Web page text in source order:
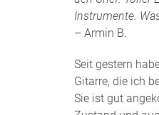
Instrumente.
– Armin B.
Seit gestern
Gitarre, die ich
Sie ist gut